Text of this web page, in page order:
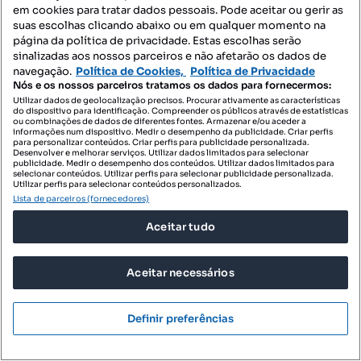
735 000 €6336,21 €/m²
Penthouse T4 de piso inteiro com Vista
Panorâmica | Carcavelos
Preço por metro quadrado
KW ALFA LISBOA
em cookies para tratar dados pessoais. Pode aceitar ou gerir as
suas escolhas clicando abaixo ou em qualquer momento na
página da política de privacidade. Estas escolhas serão
sinalizadas aos nossos parceiros e não afetarão os dados de
navegação. Política de Cookies, Política de Privacidade
Nós e os nossos parceiros tratamos os dados para fornecermos:
Utilizar dados de geolocalização precisos. Procurar ativamente as características
do dispositivo para identificação. Compreender os públicos através de estatísticas
ou combinações de dados de diferentes fontes. Armazenar e/ou aceder a
informações num dispositivo. Medir o desempenho da publicidade. Criar perfis
para personalizar conteúdos. Criar perfis para publicidade personalizada.
Desenvolver e melhorar serviços. Utilizar dados limitados para selecionar
publicidade. Medir o desempenho dos conteúdos. Utilizar dados limitados para
selecionar conteúdos. Utilizar perfis para selecionar publicidade personalizada.
Utilizar perfis para selecionar conteúdos personalizados.
Lista de parceiros (fornecedores)
Aceitar tudo
Aceitar necessários
Definir preferências